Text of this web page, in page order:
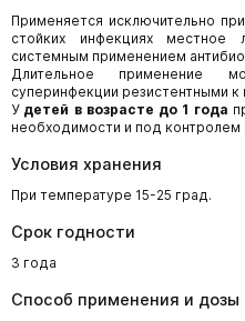
Применяется исключительно
стойких инфекциях местное
системным применением
Длительное применение
суперинфекции резистентными
У детей в возрасте до 1 года
необходимости и под контролем
Условия хранения
При температуре 15-25 град.
Срок годности
3 года
Способ применения и дозы